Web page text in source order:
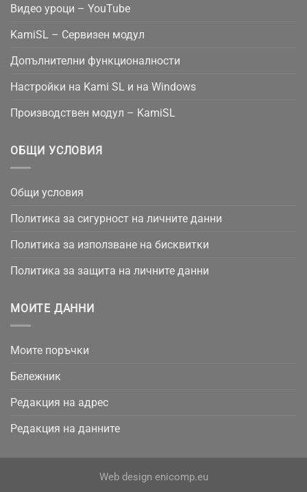
Видео уроци – YouTube
KamiSL – Сервизен модул
Допълнителни функционалности
Настройки на Kami SL и на Windows
Производствен модул – KamiSL
ОБЩИ УСЛОВИЯ
Общи условия
Политика за сигурност на личните данни
Политика за използване на бисквитки
Политика за защита на личните данни
МОИТЕ ДАННИ
Моите поръчки
Бележник
Редакция на адрес
Редакция на данните
Web design enicomp.eu